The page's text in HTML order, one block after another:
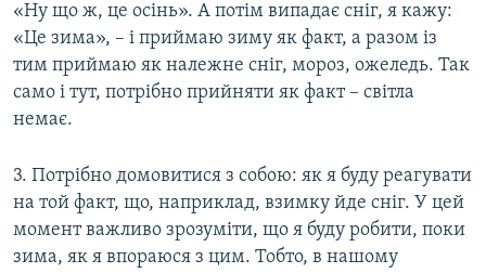
«Ну що ж, це осінь». А потім випадає сніг, я кажу:
«Це зима», – і приймаю зиму як факт, а разом із
тим приймаю як належне сніг, мороз, ожеледь. Так
само і тут, потрібно прийняти як факт – світла
немає.
3. Потрібно домовитися з собою: як я буду реагувати
на той факт, що, наприклад, взимку йде сніг. У цей
момент важливо зрозуміти, що я буду робити, поки
зима, як я впораюся з цим. Тобто, в нашому